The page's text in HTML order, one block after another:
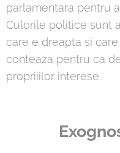
parlamentara pentru
Culorile politice sunt
care e dreapta si
conteaza pentru ca
propriiilor interese.